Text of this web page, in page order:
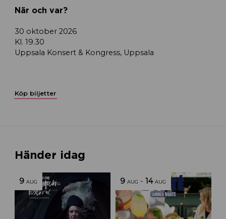
När och var?
30 oktober 2026
Kl. 19.30
Uppsala Konsert & Kongress, Uppsala
Köp biljetter
Händer idag
9 AUG 9 AUG -14 AUG